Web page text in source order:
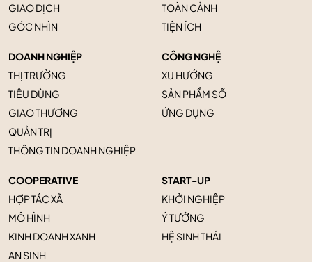
GIAO DỊCH
GÓC NHÌN
TOÀN CẢNH
TIỆN ÍCH
DOANH NGHIỆP
THỊ TRƯỜNG
TIÊU DÙNG
GIAO THƯƠNG
QUẢN TRỊ
THÔNG TIN DOANH NGHIỆP
CÔNG NGHỆ
XU HƯỚNG
SẢN PHẨM SỐ
ỨNG DỤNG
COOPERATIVE
HỢP TÁC XÃ
MÔ HÌNH
KINH DOANH XANH
AN SINH
START-UP
KHỞI NGHIỆP
Ý TƯỞNG
HỆ SINH THÁI